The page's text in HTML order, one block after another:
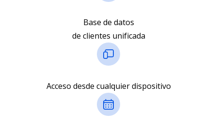
Base de datos
de clientes unificada
Acceso desde cualquier dispositivo